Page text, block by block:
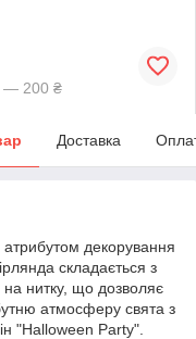
— 200 ₴
Доставка
декорування
складається з
на нитку, що дозволяє
атмосферу свята з
"Halloween Party".